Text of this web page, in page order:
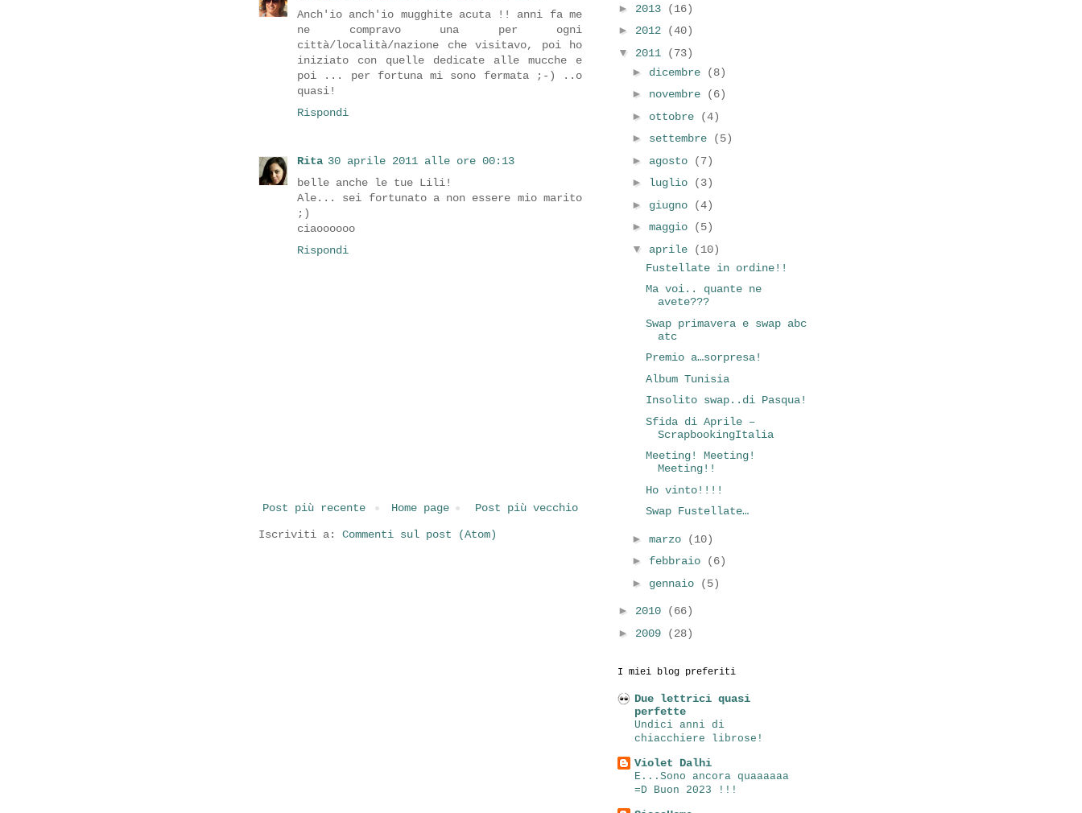
Anch'io anch'io mugghite acuta !! anni fa me
ne compravo una per ogni
città/località/nazione che visitavo, poi ho
iniziato con quelle dedicate alle mucche e
poi ... per fortuna mi sono fermata ;-) ..o
quasi!
Rispondi
Rita 30 aprile 2011 alle ore 00:13
belle anche le tue Lili!
Ale... sei fortunato a non essere mio marito
;)
ciaoooooo
Rispondi
Post più recente Post più vecchio
Home page
Iscriviti a: Commenti sul post (Atom)
► 2013
(16)
► 2012
(40)
▼ 2011
(73)
► dicembre
(8)
► novembre
(6)
► ottobre
(4)
► settembre
(5)
► agosto
(7)
► luglio
(3)
► giugno
(4)
► maggio
(5)
▼ aprile
(10)
Fustellate in ordine!!
Ma voi.. quante ne
avete???
Swap primavera e swap abc
atc
Premio a…sorpresa!
Album Tunisia
Insolito swap..di Pasqua!
Sfida di Aprile –
ScrapbookingItalia
Meeting! Meeting!
Meeting!!
Ho vinto!!!!
Swap Fustellate…
► marzo
(10)
► febbraio
(6)
► gennaio (5)
► 2010
(66)
► 2009 (28)
I miei blog preferiti
Due lettrici quasi
perfette
Undici anni di
chiacchiere librose!
Violet Dalhi
E...Sono ancora quaaaaaa
=D Buon 2023 !!!